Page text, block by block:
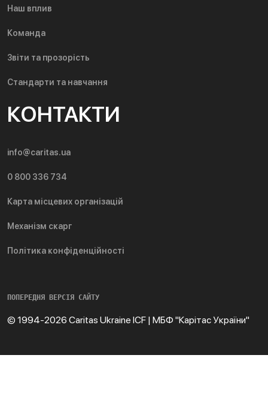
Наш вплив
Команда
Звіти та прозорість
Стандарти та навчання
КОНТАКТИ
info@caritas.ua
0 800 336 734
Карта місцевих організацій
Механізм скарг
Політика конфіденційності
ПОПЕРЕДНЯ ВЕРСІЯ САЙТУ
© 1994-2026 Caritas Ukraine ICF | МБФ "Карітас України"